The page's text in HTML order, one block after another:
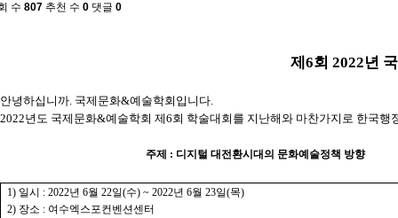
수 807 추천 수 0 댓글 0
제 6회 2022년
안녕하십니까. 국제문화&예술학회입니다.
2022년도 국제문화&예술학회 제6회 학술대회를 지난해와 마찬가지로 한국행
주제 : 디지털 대전환시대의 문화예술정책 방향
1) 일시 : 2022년 6월 22일(수) ~ 2022년 6월 23일(목)
2) 장소 : 여수엑스포컨벤션센터